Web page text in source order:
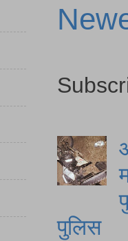
पुलिस